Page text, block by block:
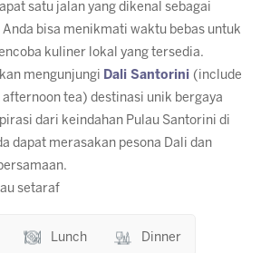
satu jalan yang dikenal sebagai
Anda bisa menikmati waktu bebas untuk
kuliner lokal yang tersedia.
mengunjungi Dali Santorini (include
afternoon tea) destinasi unik bergaya
dari keindahan Pulau Santorini di
dapat merasakan pesona Dali dan
setaraf
Lunch Dinner